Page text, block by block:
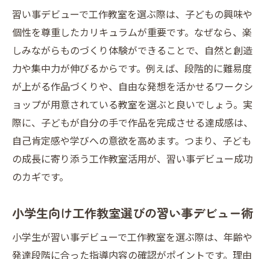
習い事デビューで工作教室を選ぶ際は、子どもの興味や
個性を尊重したカリキュラムが重要です。なぜなら、楽
しみながらものづくり体験ができることで、自然と創造
力や集中力が伸びるからです。例えば、段階的に難易度
が上がる作品づくりや、自由な発想を活かせるワークシ
ョップが用意されている教室を選ぶと良いでしょう。実
際に、子どもが自分の手で作品を完成させる達成感は、
自己肯定感や学びへの意欲を高めます。つまり、子ども
の成長に寄り添う工作教室活用が、習い事デビュー成功
のカギです。
小学生向け工作教室選びの習い事デビュー術
小学生が習い事デビューで工作教室を選ぶ際は、年齢や
発達段階に合った指導内容の確認がポイントです。理由